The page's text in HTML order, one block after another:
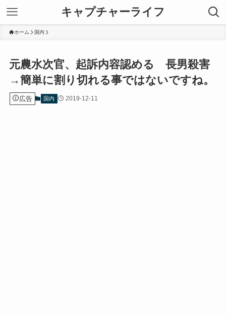
キャプチャーライフ
ホーム 国内
元農水次官、起訴内容認める 長男殺害
→簡単に割り切れる事ではないですね。
広告 国内 2019-12-11